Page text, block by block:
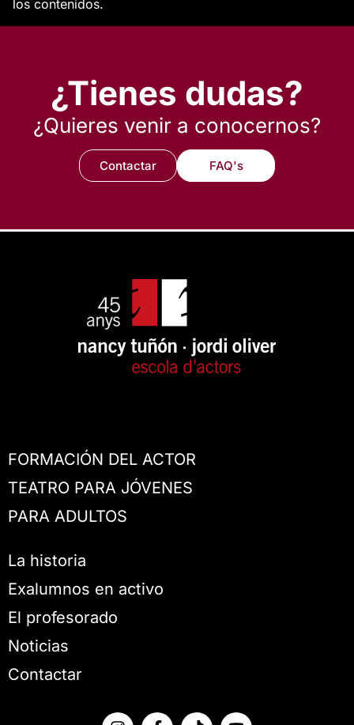
los contenidos.
¿Tienes dudas?
¿Quieres venir a conocernos?
Contactar FAQ's
FORMACIÓN DEL ACTOR
TEATRO PARA JÓVENES
PARA ADULTOS
La historia
Exalumnos en activo
El profesorado
Noticias
Contactar